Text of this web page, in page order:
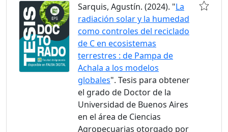
Sarquis, Agustín. (2024). "La
radiación solar y la humedad
como controles del reciclado
de C en ecosistemas
terrestres : de Pampa de
Achala a los modelos
globales". Tesis para obtener
el grado de Doctor de la
Universidad de Buenos Aires
en el área de Ciencias
Agropecuarias otorgado por